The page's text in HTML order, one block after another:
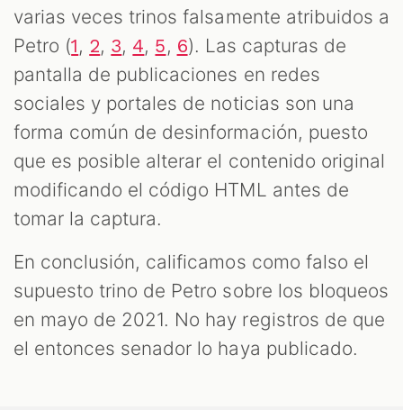
varias veces trinos falsamente atribuidos a
Petro (1, 2, 3, 4, 5, 6). Las capturas de
pantalla de publicaciones en redes
sociales y portales de noticias son una
forma común de desinformación, puesto
que es posible alterar el contenido original
modificando el código HTML antes de
tomar la captura.
En conclusión, calificamos como falso el
supuesto trino de Petro sobre los bloqueos
en mayo de 2021. No hay registros de que
el entonces senador lo haya publicado.